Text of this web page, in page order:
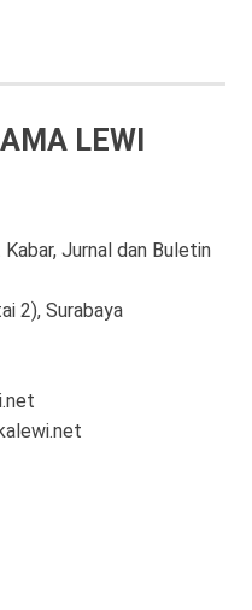
LEWI
Jurnal dan Buletin
2), Surabaya